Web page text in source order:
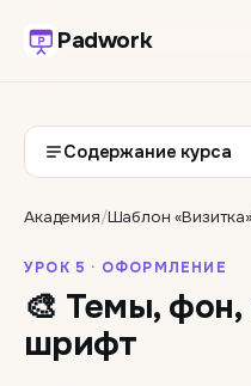
Padwork
Содержание курса
Академия/Шаблон «Визитка»
УРОК 5 · ОФОРМЛЕНИЕ
🎨 Темы, фон,
шрифт